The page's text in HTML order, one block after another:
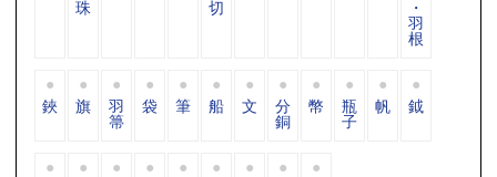
珠 切 ・
羽
根
鋏 旗 羽
箒
袋 筆 船 文 分
銅
幣 瓶
子
帆 鉞